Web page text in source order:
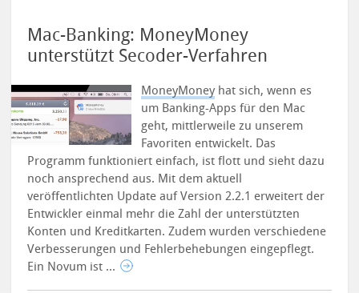
Mac-Banking: MoneyMoney
unterstützt Secoder-Verfahren
MoneyMoney hat sich, wenn es
um Banking-Apps für den Mac
geht, mittlerweile zu unserem
Favoriten entwickelt. Das
Programm funktioniert einfach, ist flott und sieht dazu
noch ansprechend aus. Mit dem aktuell
veröffentlichten Update auf Version 2.2.1 erweitert der
Entwickler einmal mehr die Zahl der unterstützten
Konten und Kreditkarten. Zudem wurden verschiedene
Verbesserungen und Fehlerbehebungen eingepflegt.
Ein Novum ist ...